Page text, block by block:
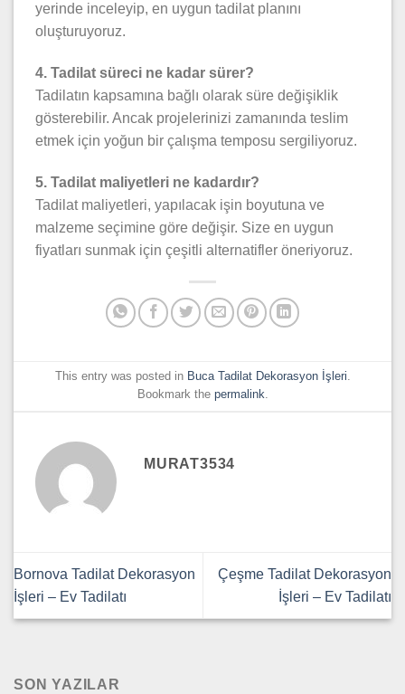
yerinde inceleyip, en uygun tadilat planını
oluşturuyoruz.
4. Tadilat süreci ne kadar sürer?
Tadilatın kapsamına bağlı olarak süre değişiklik
gösterebilir. Ancak projelerinizi zamanında teslim
etmek için yoğun bir çalışma temposu sergiliyoruz.
5. Tadilat maliyetleri ne kadardır?
Tadilat maliyetleri, yapılacak işin boyutuna ve
malzeme seçimine göre değişir. Size en uygun
fiyatları sunmak için çeşitli alternatifler öneriyoruz.
This entry was posted in Buca Tadilat Dekorasyon İşleri.
Bookmark the permalink.
MURAT3534
Bornova Tadilat Dekorasyon
İşleri – Ev Tadilatı
Çeşme Tadilat Dekorasyon
İşleri – Ev Tadilatı
SON YAZILAR